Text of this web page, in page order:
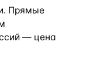
. Прямые
— цена